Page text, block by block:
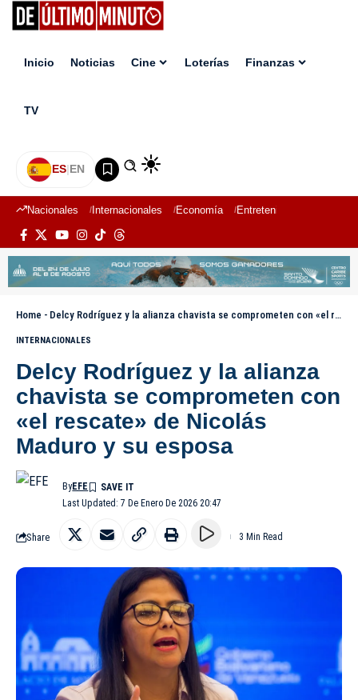
Inicio Noticias Cine Loterías Finanzas
TV
ES|EN
Nacionales Internacionales Economía Entretenimiento
Home - Delcy Rodríguez y la alianza chavista se comprometen con «el rescate» de Nicolás Maduro y su esposa
INTERNACIONALES
Delcy Rodríguez y la alianza
chavista se comprometen con
«el rescate» de Nicolás
Maduro y su esposa
Last Updated: 7 De Enero De 2026 20:47
ByEFE
Share 3 Min Read